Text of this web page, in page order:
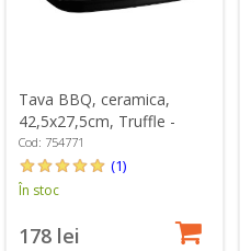
Tava BBQ, ceramica,
42,5x27,5cm, Truffle -
Emile Henry
Cod: 754771
(1)
În stoc
178 lei